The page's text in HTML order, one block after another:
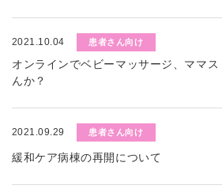
2021.10.04 患者さん向け
オンラインでベビーマッサージ、ママ
んか？
2021.09.29 患者さん向け
緩和ケア病棟の再開について